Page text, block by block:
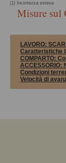
(1) Incertezza estesa
Misure sul
LAVORO:
Caratteristiche
COMPARTO:
ACCESSORIO:
Condizioni
Velocità di